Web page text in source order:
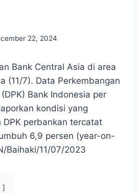
22, 2024
Bank Central Asia di area
(11/7). Data Perkembangan
Bank Indonesia per
kondisi yang
DPK perbankan tercatat
6,9 persen (year-on-
Baihaki/11/07/2023